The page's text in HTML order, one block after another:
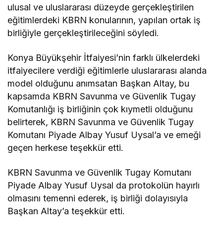
ulusal ve uluslararası düzeyde gerçekleştirilen
eğitimlerdeki KBRN konularının, yapılan ortak iş
birliğiyle gerçekleştirileceğini söyledi.
Konya Büyükşehir İtfaiyesi’nin farklı ülkelerdeki
itfaiyecilere verdiği eğitimlerle uluslararası alanda
model olduğunu anımsatan Başkan Altay, bu
kapsamda KBRN Savunma ve Güvenlik Tugay
Komutanlığı iş birliğinin çok kıymetli olduğunu
belirterek, KBRN Savunma ve Güvenlik Tugay
Komutanı Piyade Albay Yusuf Uysal’a ve emeği
geçen herkese teşekkür etti.
KBRN Savunma ve Güvenlik Tugay Komutanı
Piyade Albay Yusuf Uysal da protokolün hayırlı
olmasını temenni ederek, iş birliği dolayısıyla
Başkan Altay’a teşekkür etti.